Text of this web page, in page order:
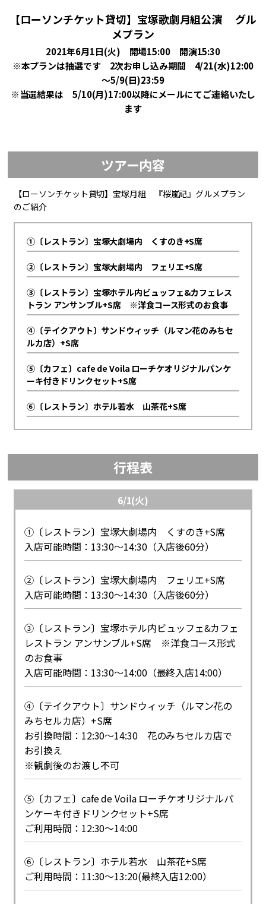
【ローソンチケット貸切】宝塚歌劇月組公演 グル
メプラン
2021年6月1日(火) 開場15:00 開演15:30
※本プランは抽選です 2次お申し込み期間 4/21(水)12:00
～5/9(日)23:59
※当選結果は 5/10(月)17:00以降にメールにてご連絡いたし
ます
ツアー内容
【ローソンチケット貸切】宝塚月組 『桜嵐記』グルメプラン
のご紹介
①〔レストラン〕宝塚大劇場内 くすのき+S席
②〔レストラン〕宝塚大劇場内 フェリエ+S席
③〔レストラン〕宝塚ホテル内ビュッフェ&カフェレス
トラン アンサンブル+S席 ※洋食コース形式のお食事
④〔テイクアウト〕サンドウィッチ（ルマン花のみちセ
ルカ店）+S席
⑤〔カフェ〕cafe de Voila ローチケオリジナルパンケ
ーキ付きドリンクセット+S席
⑥〔レストラン〕ホテル若水 山茶花+S席
行程表
6/1(火)
①〔レストラン〕宝塚大劇場内 くすのき+S席
入店可能時間：13:30～14:30（入店後60分）
②〔レストラン〕宝塚大劇場内 フェリエ+S席
入店可能時間：13:30～14:30（入店後60分）
③〔レストラン〕宝塚ホテル内ビュッフェ&カフェ
レストラン アンサンブル+S席 ※洋食コース形式
のお食事
入店可能時間：13:30～14:00（最終入店14:00）
④〔テイクアウト〕サンドウィッチ（ルマン花の
みちセルカ店）+S席
お引換時間：12:30～14:30 花のみちセルカ店で
お引換え
※観劇後のお渡し不可
⑤〔カフェ〕cafe de Voila ローチケオリジナルパ
ンケーキ付きドリンクセット+S席
ご利用時間：12:30～14:00
⑥〔レストラン〕ホテル若水 山茶花+S席
ご利用時間：11:30～13:20(最終入店12:00）